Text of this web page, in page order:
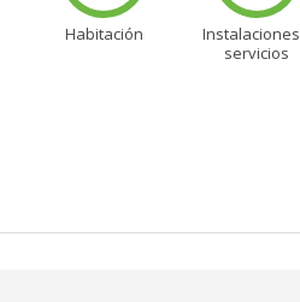
Habitación
servicios